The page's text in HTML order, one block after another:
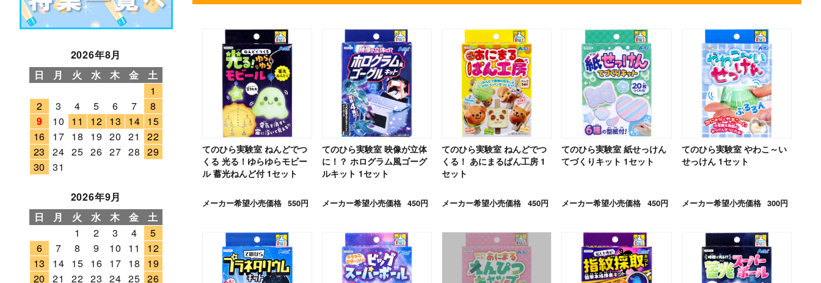
てのひら実験室 ねんどでつ
くる 光る！ゆらゆらモビー
ル 蓄光ねんど付 1セット
メーカー希望小売価格 550円
てのひら実験室 映像が立体
に！？ ホログラム風ゴーグ
ルキット 1セット
メーカー希望小売価格 450円
てのひら実験室 ねんどでつ
くる！ あにまるぱん工房 1
セット
メーカー希望小売価格 450円
てのひら実験室 紙せっけん
てづくりキット 1セット
メーカー希望小売価格 450円
てのひら実験室 やわこ～い
せっけん 1セット
メーカー希望小売価格 300円
2026年8月
日
月 火 水 木 金
土
1
2
3 4 5 6 7
8
9
10 11 12 13 14 15
16
17 18 19 20 21
22
23
24 25 26 27 28 29
30
31
2026年9月
日
月 火 水 木 金
土
1
2 3 4
5
6
7 8 9 10 11
12
13
14 15 16 17 18
19
20
21 22 23 24 25 26